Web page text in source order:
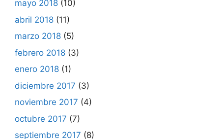
mayo 2018 (10)
abril 2018 (11)
marzo 2018 (5)
febrero 2018 (3)
enero 2018 (1)
diciembre 2017 (3)
noviembre 2017 (4)
octubre 2017 (7)
septiembre 2017 (8)